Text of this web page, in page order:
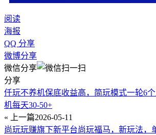
阅读
海报
QQ 分享
微博分享
微信分享
分享
仟玩不养机保底收益高，简玩模式一轮6
机每天30-50+
« 上一篇2026-05-11
尚玩玩赚旗下新平台尚玩福马，新玩法，